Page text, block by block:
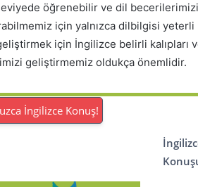
öğrenebilir ve dil
için yalnızca dilbilgisi
için İngilizce belirli kalıpları
geliştirmemiz oldukça önemlidir.
İngilizce Konuş!